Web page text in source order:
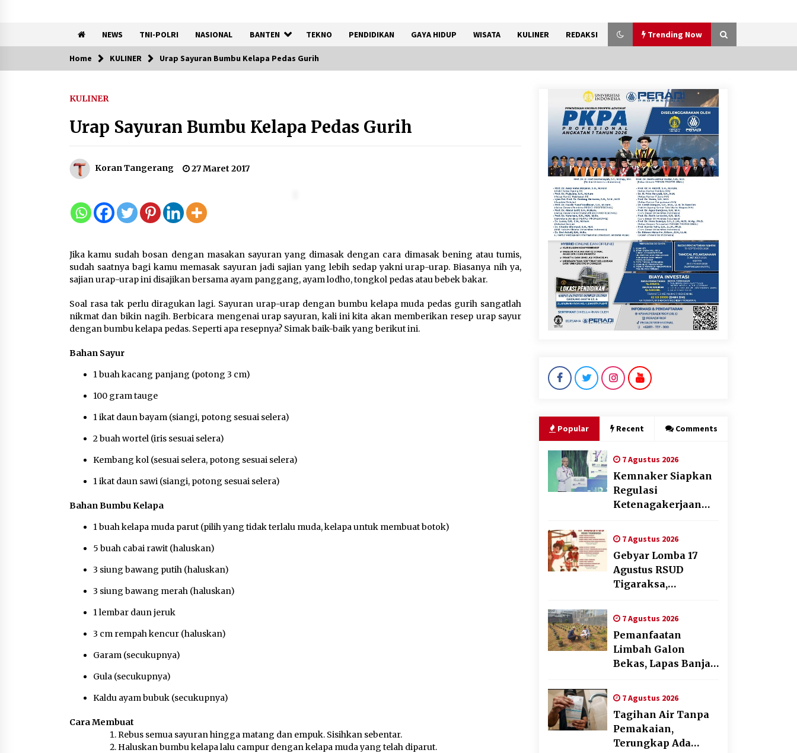
NEWS TNI-POLRI NASIONAL BANTEN TEKNO PENDIDIKAN GAYA HIDUP WISATA KULINER REDAKSI Trending Now
Trending Now
Selaras dengan Tantangan
Dunia Kerja Modern
HUT RI dengan Nuansa
Pemanfaatan Limbah Galon
Bekas, Lapas Banjar Tanam
200 Pohon Cabai Dukung
Program Ketahanan Pangan
7 Agustus 2026
Transisi Panjang Pengelolaan
, Perumdam TKR Didesak
KKM Universitas Bina Bangsa
Kelompok 83 Laksanakan
Pendampingan Pembuatan
Spanduk Sebagai Upaya
Memperkuat Pemasaran
UMKM di Desa Cempaka
6 Agustus 2026
Jaga Kebugaran Petugas,
Gelar Cek Kesehatan Gratis
dan Skrining TB Lanjutan
6 Agustus 2026
Kemenkum Malut Dorong
di Era Digital, Sosialisasikan
Pencatatan Gratis dan
Penguatan Royalti
Dikunjungi PWI, Wawan Fauzi:
Peran Media Bisa Berdampak
Besar hingga Fatal
6 Agustus 2026
Kejari Kota Tangerang
Miliar: Sewa Pesawat Fiktif,
Ditahan
6 Agustus 2026
Marak Kecelakaan Kapal,
Puan Soroti Minimnya Faktor
Home KULINER Urap Sayuran Bumbu Kelapa Pedas Gurih
KULINER
Urap Sayuran Bumbu Kelapa Pedas Gurih
Koran Tangerang 27 Maret 2017
Jika kamu sudah bosan dengan masakan sayuran yang dimasak dengan cara dimasak bening atau tumis,
sudah saatnya bagi kamu memasak sayuran jadi sajian yang lebih sedap yakni urap-urap. Biasanya nih ya,
sajian urap-urap ini disajikan bersama ayam panggang, ayam lodho, tongkol pedas atau bebek bakar.
Soal rasa tak perlu diragukan lagi. Sayuran urap-urap dengan bumbu kelapa muda pedas gurih sangatlah
nikmat dan bikin nagih. Berbicara mengenai urap sayuran, kali ini kita akan memberikan resep urap sayur
dengan bumbu kelapa pedas. Seperti apa resepnya? Simak baik-baik yang berikut ini.
Bahan Sayur
1 buah kacang panjang (potong 3 cm)
100 gram tauge
1 ikat daun bayam (siangi, potong sesuai selera)
2 buah wortel (iris sesuai selera)
Kembang kol (sesuai selera, potong sesuai selera)
1 ikat daun sawi (siangi, potong sesuai selera)
Bahan Bumbu Kelapa
1 buah kelapa muda parut (pilih yang tidak terlalu muda, kelapa untuk membuat botok)
5 buah cabai rawit (haluskan)
3 siung bawang putih (haluskan)
3 siung bawang merah (haluskan)
1 lembar daun jeruk
3 cm rempah kencur (haluskan)
Garam (secukupnya)
Gula (secukupnya)
Kaldu ayam bubuk (secukupnya)
Cara Membuat
Rebus semua sayuran hingga matang dan empuk. Sisihkan sebentar.
Haluskan bumbu kelapa lalu campur dengan kelapa muda yang telah diparut.
Popular Recent Comments
7 Agustus 2026
Kemnaker Siapkan
Regulasi
Ketenagakerjaan
dengan Tantangan
Dunia Kerja Modern
7 Agustus 2026
Gebyar Lomba 17
Agustus RSUD
Tigaraksa,
dengan Nuansa
Kebersamaan
7 Agustus 2026
Pemanfaatan
Limbah Galon
Bekas, Lapas Banjar
Cabai Dukung
Program Ketahanan
Pangan
7 Agustus 2026
Tagihan Air Tanpa
Pemakaian,
Terungkap Ada